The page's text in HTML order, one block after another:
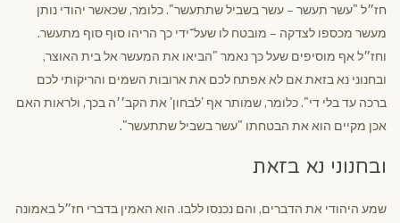
חז״ל "עשר תעשר – עשר בשביל שתתעשר". כלומר, שכאשר יהודי נותן
מעשר מכספו לצדקה – מובטח לו שעל־ידי כך הריהו סוף סוף מתעשר.
וחז״ל אף מוסיפים שעל כך נאמר "הביאו את המעשר אל בית האוצר,
ובחנוני נא בזאת אם לא אפתח לכם את ארובות השמים והריקותי לכם
ברכה עד בלי די". כלומר, שמותר אף 'לבחון' את הקב׳׳ה בכך, ולראות האם
אכן מקיים הוא את הבטחתו "עשר בשביל שתתעשר".
ובחנוני נא בזאת
שמע היהודי את הדברים, והם נכנסו ללבו. הוא האמין בדברי חז״ל באמונה